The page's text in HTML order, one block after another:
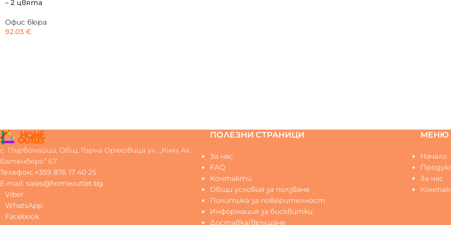
– 2 цвята
Офис бюра
92.03 €
с. Първомайци, Общ. Горна Оряховица ул. „Княз Ал.
Батенберг“ 67
Телефон: +359 876 17 40 25
E-mail: sales@homeoutlet.bg
Viber
WhatsApp
Facebook
ПОЛЕЗНИ СТРАНИЦИ
За нас
FAQ
Контакти
Общи условия за ползване
Политика за поверителност
Информация за бисквитки
Доставка/Връщане
МЕНЮ
Начало
За нас